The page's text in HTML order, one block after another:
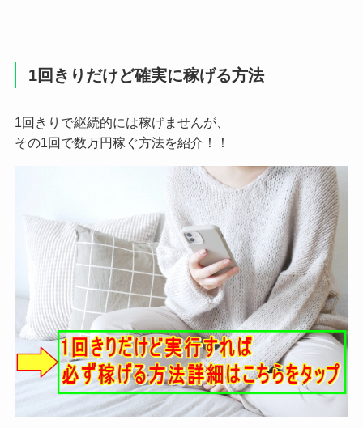
1回きりだけど確実に稼げる方法
1回きりで継続的には稼げませんが、
その1回で数万円稼ぐ方法を紹介！！